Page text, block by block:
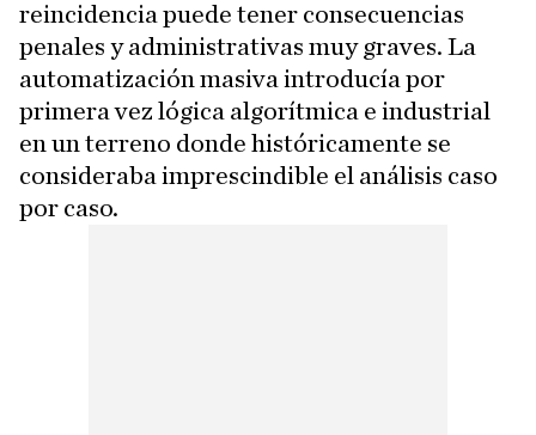
reincidencia puede tener consecuencias
penales y administrativas muy graves. La
automatización masiva introducía por
primera vez lógica algorítmica e industrial
en un terreno donde históricamente se
consideraba imprescindible el análisis caso
por caso.